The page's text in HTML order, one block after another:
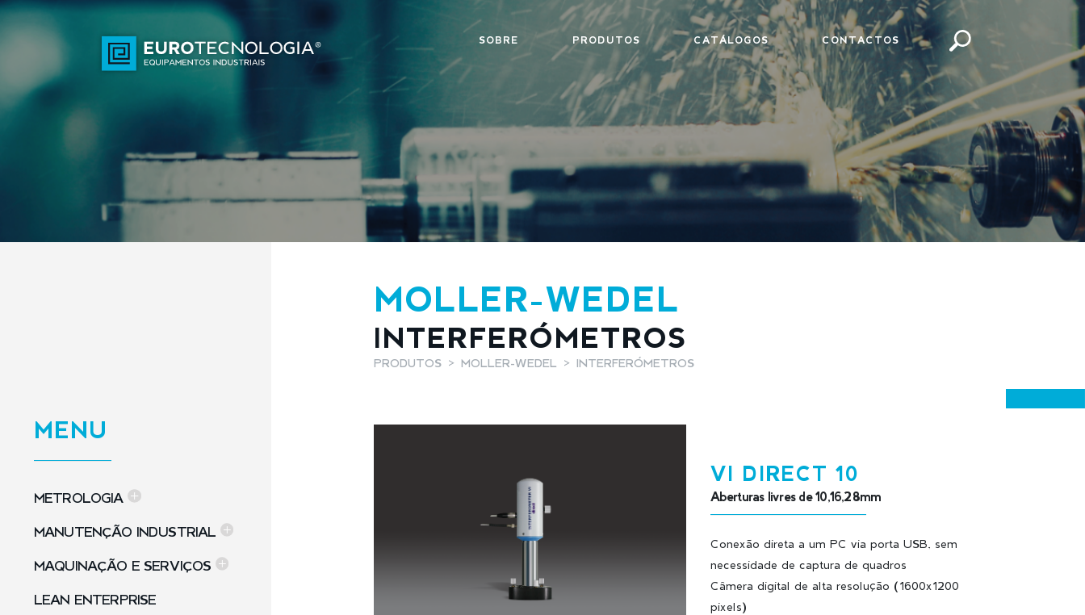
SOBRE PRODUTOS CATÁLOGOS CONTACTOS
MENU
METROLOGIA
MANUTENÇÃO INDUSTRIAL
MAQUINAÇÃO E SERVIÇOS
LEAN ENTERPRISE
MOLLER-WEDEL
INTERFERÓMETROS
PRODUTOS MOLLER-WEDEL INTERFERÓMETROS
VI DIRECT 10
Aberturas livres de 10,16,28mm
Conexão direta a um PC via porta USB, sem
necessidade de captura de quadros
Câmera digital de alta resolução (1600x1200
pixels)